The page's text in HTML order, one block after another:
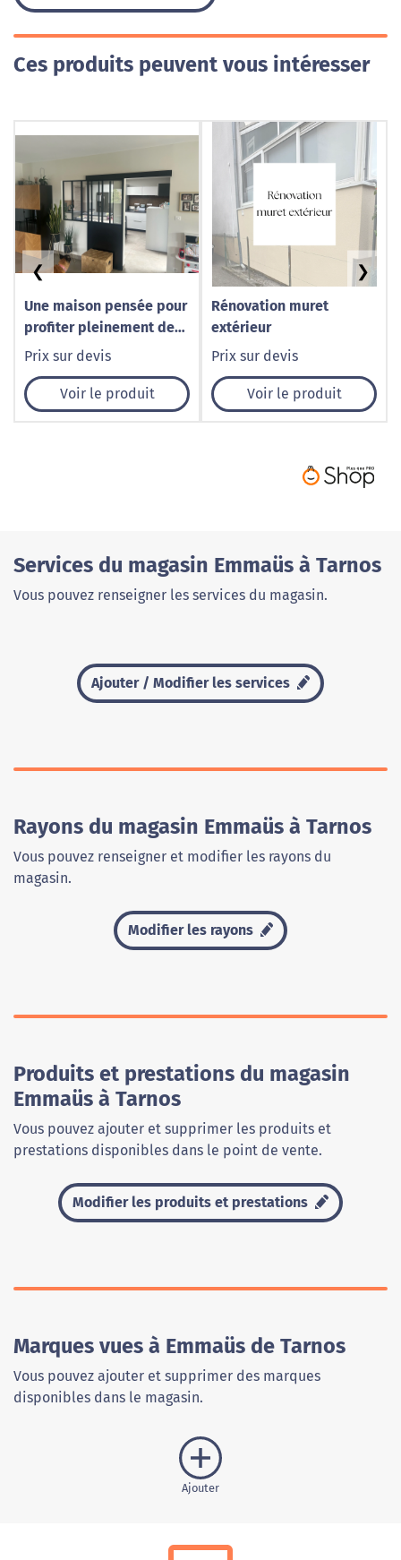
Ces produits peuvent vous intéresser
Une maison pensée pour
profiter pleinement de
ses espaces de vie
Prix sur devis
Voir le produit
Rénovation muret
extérieur
Prix sur devis
Voir le produit
❮ ❯
Services du magasin Emmaüs à Tarnos
Vous pouvez renseigner les services du magasin.
Ajouter / Modifier les services
Rayons du magasin Emmaüs à Tarnos
Vous pouvez renseigner et modifier les rayons du
magasin.
Modifier les rayons
Produits et prestations du magasin
Emmaüs à Tarnos
Vous pouvez ajouter et supprimer les produits et
prestations disponibles dans le point de vente.
Modifier les produits et prestations
Marques vues à Emmaüs de Tarnos
Vous pouvez ajouter et supprimer des marques
disponibles dans le magasin.
Ajouter